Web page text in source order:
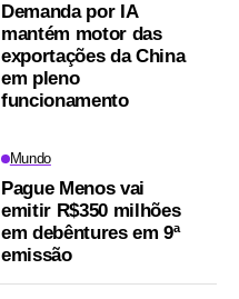
Demanda por IA
mantém motor das
exportações da China
em pleno
funcionamento
Mundo
Pague Menos vai
emitir R$350 milhões
em debêntures em 9ª
emissão